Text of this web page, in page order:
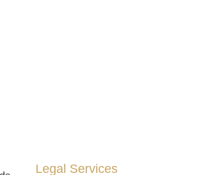
Legal Services